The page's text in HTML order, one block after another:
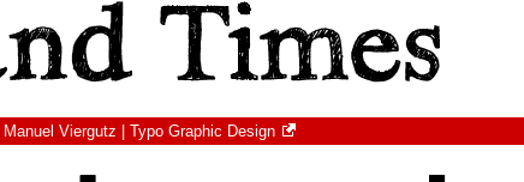
Manuel Viergutz | Typo Graphic Design